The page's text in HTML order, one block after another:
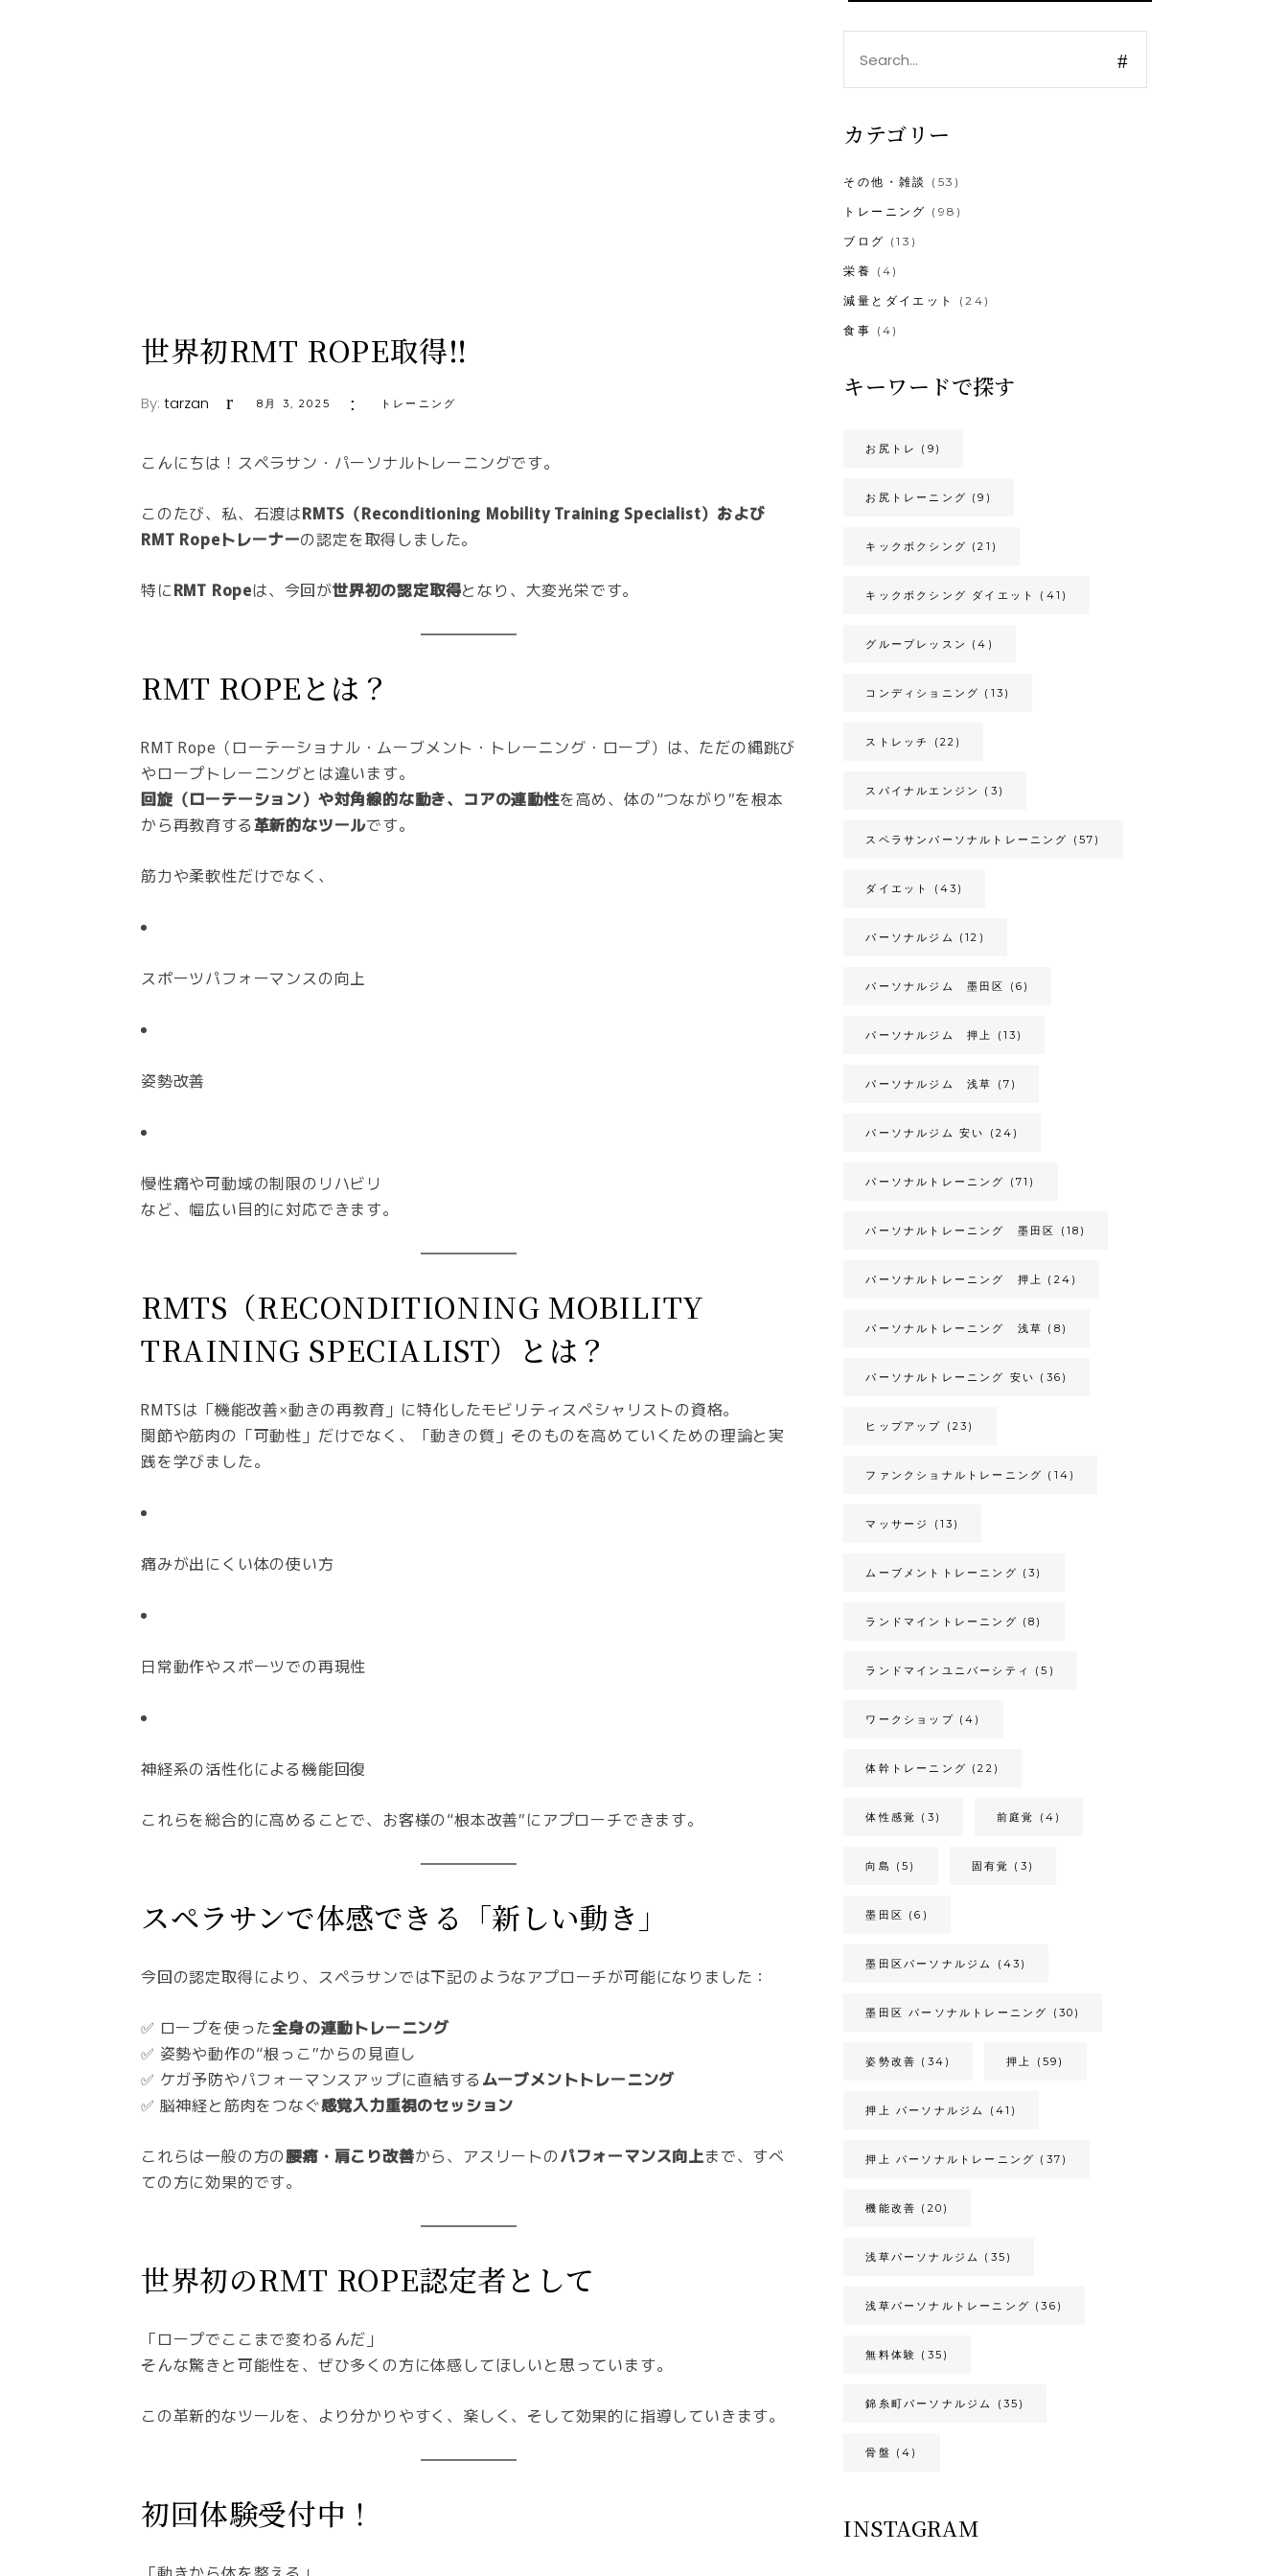
世界初RMT ROPE取得‼️
By: tarzan 8月 3, 2025 トレーニング
こんにちは！スペラサン・パーソナルトレーニングです。
このたび、私、石渡はRMTS（Reconditioning Mobility Training Specialist）および
RMT Ropeトレーナーの認定を取得しました。
特にRMT Ropeは、今回が世界初の認定取得となり、大変光栄です。
RMT ROPEとは？
RMT Rope（ローテーショナル・ムーブメント・トレーニング・ロープ）は、ただの縄跳び
やロープトレーニングとは違います。
回旋（ローテーション）や対角線的な動き、コアの連動性を高め、体の“つながり”を根本
から再教育する革新的なツールです。
筋力や柔軟性だけでなく、
スポーツパフォーマンスの向上
姿勢改善
慢性痛や可動域の制限のリハビリ
など、幅広い目的に対応できます。
RMTS（RECONDITIONING MOBILITY
TRAINING SPECIALIST）とは？
RMTSは「機能改善×動きの再教育」に特化したモビリティスペシャリストの資格。
関節や筋肉の「可動性」だけでなく、「動きの質」そのものを高めていくための理論と実
践を学びました。
痛みが出にくい体の使い方
日常動作やスポーツでの再現性
神経系の活性化による機能回復
これらを総合的に高めることで、お客様の“根本改善”にアプローチできます。
スペラサンで体感できる「新しい動き」
今回の認定取得により、スペラサンでは下記のようなアプローチが可能になりました：
✅ ロープを使った全身の連動トレーニング
✅ 姿勢や動作の“根っこ”からの見直し
✅ ケガ予防やパフォーマンスアップに直結するムーブメントトレーニング
✅ 脳神経と筋肉をつなぐ感覚入力重視のセッション
これらは一般の方の腰痛・肩こり改善から、アスリートのパフォーマンス向上まで、すべ
ての方に効果的です。
世界初のRMT ROPE認定者として
「ロープでここまで変わるんだ」
そんな驚きと可能性を、ぜひ多くの方に体感してほしいと思っています。
この革新的なツールを、より分かりやすく、楽しく、そして効果的に指導していきます。
初回体験受付中！
for:
カテゴリー
その他・雑談 (53)
トレーニング (98)
ブログ (13)
栄養 (4)
減量とダイエット (24)
食事 (4)
キーワードで探す
お尻トレ (9)
お尻トレーニング (9)
キックボクシング (21)
キックボクシング ダイエット (41)
グループレッスン (4)
コンディショニング (13)
ストレッチ (22)
スパイナルエンジン (3)
スペラサンパーソナルトレーニング (57)
ダイエット (43)
パーソナルジム (12)
パーソナルジム 墨田区 (6)
パーソナルジム 押上 (13)
パーソナルジム 浅草 (7)
パーソナルジム 安い (24)
パーソナルトレーニング (71)
パーソナルトレーニング 墨田区 (18)
パーソナルトレーニング 押上 (24)
パーソナルトレーニング 浅草 (8)
パーソナルトレーニング 安い (36)
ヒップアップ (23)
ファンクショナルトレーニング (14)
マッサージ (13)
ムーブメントトレーニング (3)
ランドマイントレーニング (8)
ランドマインユニバーシティ (5)
ワークショップ (4)
体幹トレーニング (22)
体性感覚 (3) 前庭覚 (4)
向島 (5) 固有覚 (3)
墨田区 (6)
墨田区パーソナルジム (43)
墨田区 パーソナルトレーニング (30)
姿勢改善 (34) 押上 (59)
押上 パーソナルジム (41)
押上 パーソナルトレーニング (37)
機能改善 (20)
浅草パーソナルジム (35)
浅草パーソナルトレーニング (36)
無料体験 (35)
錦糸町パーソナルジム (35)
骨盤 (4)
INSTAGRAM